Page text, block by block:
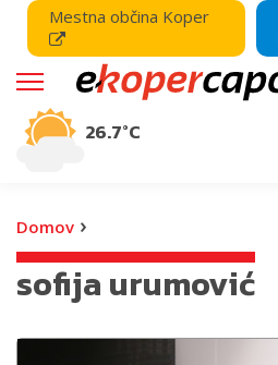
Mestna občina Koper
26.7°C
Domov ›
sofija urumović